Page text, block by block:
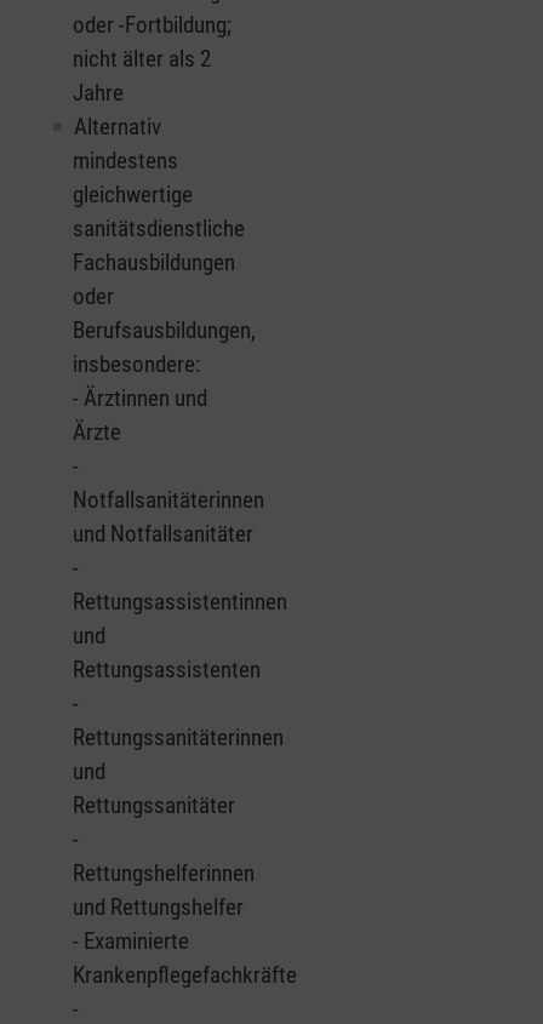
oder -Fortbildung;
nicht älter als 2
Jahre
Alternativ
mindestens
gleichwertige
sanitätsdienstliche
Fachausbildungen
oder
Berufsausbildungen,
insbesondere:
- Ärztinnen und
Ärzte
-
Notfallsanitäterinnen
und Notfallsanitäter
-
Rettungsassistentinnen
und
Rettungsassistenten
-
Rettungssanitäterinnen
und
Rettungssanitäter
-
Rettungshelferinnen
und Rettungshelfer
- Examinierte
Krankenpflegefachkräfte
-